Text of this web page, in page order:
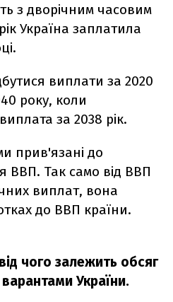
з дворічним часовим
Україна заплатила
виплати за 2020
року, коли
за 2038 рік.
прив'язані до
ВВП. Так само від ВВП
виплат, вона
до ВВП країни.
чого залежить обсяг
України.